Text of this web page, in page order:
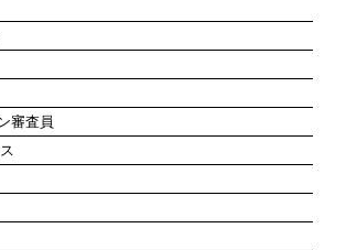
審査員